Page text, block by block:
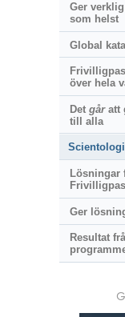
Ger
som helst
Global
över hela
Det gåratt
till alla
Lösningar
Ger
Resultat